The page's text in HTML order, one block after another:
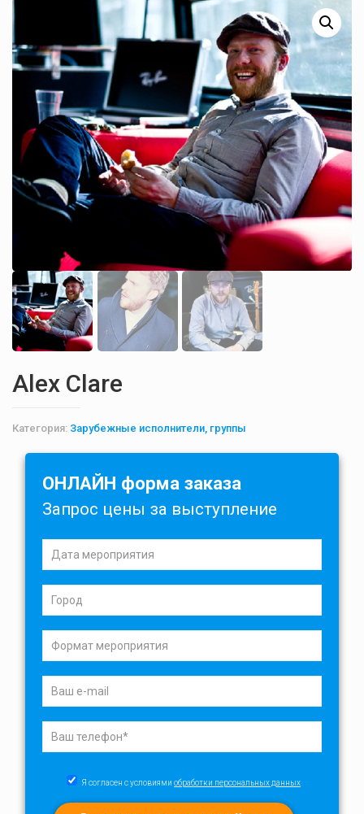
Alex Clare
Категория: Зарубежные исполнители, группы
ОНЛАЙН форма заказа
Запрос цены за выступление
Я согласен с условиями обработки персональных данных